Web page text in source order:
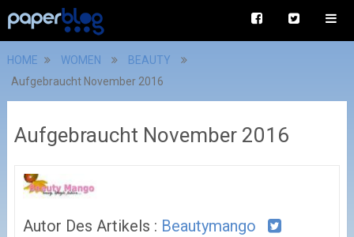
HOME WOMEN
BEAUTY
Aufgebraucht November 2016
Aufgebraucht November 2016
Autor Des Artikels : Beautymango